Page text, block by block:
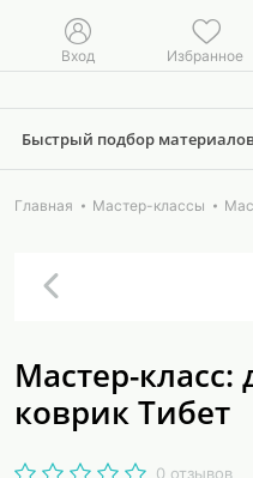
Вход Избранное
Быстрый подбор
Главная Мастер-классы
Мастер-
коврик Тибет
0 отзывов